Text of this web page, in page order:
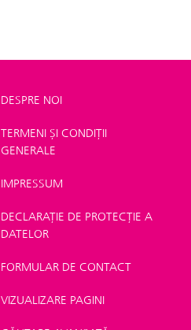
DESPRE NOI
TERMENI ȘI CONDIȚII
GENERALE
IMPRESSUM
DECLARAȚIE DE PROTECȚIE A
DATELOR
FORMULAR DE CONTACT
VIZUALIZARE PAGINI